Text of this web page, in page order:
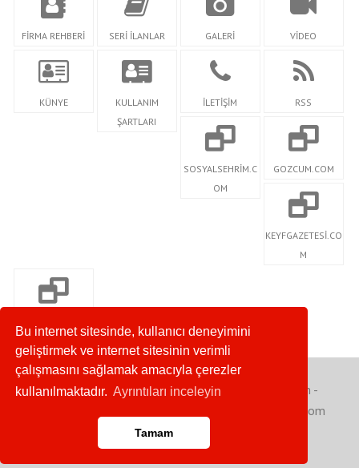
Bu internet sitesinde, kullanıcı deneyimini
geliştirmek ve internet sitesinin verimli
çalışmasını sağlamak amacıyla çerezler
kullanılmaktadır. Ayrıntıları inceleyin
Tamam
FİRMA REHBERİ SERİ İLANLAR GALERİ VİDEO
KÜNYE
KULLANIM
ŞARTLARI
İLETİŞİM RSS
SOSYALSEHRİM.C
OM
GOZCUM.COM
KEYFGAZETESİ.CO
M
Copyright © 2020. Her Hakkı Saklıdır. gozcum.com -
sosyalsehrim.com - keyfgazetesi.com - sdmagazin.com
Anasayfa
RSS